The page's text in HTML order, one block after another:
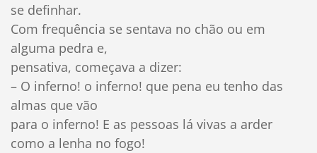
se definhar.
Com frequência se sentava no chão ou em
alguma pedra e,
pensativa, começava a dizer:
– O inferno! o inferno! que pena eu tenho das
almas que vão
para o inferno! E as pessoas lá vivas a arder
como a lenha no fogo!